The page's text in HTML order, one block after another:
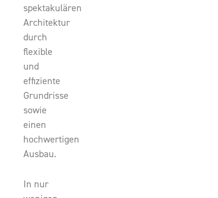
spektakulären
Architektur
durch
flexible
und
effiziente
Grundrisse
sowie
einen
hochwertigen
Ausbau.
In nur